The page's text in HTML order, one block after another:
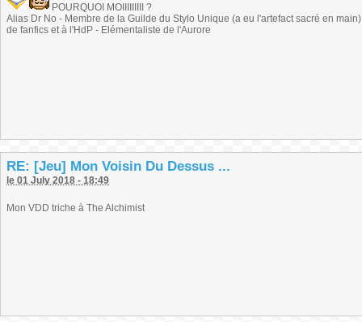
POURQUOI MOIIIIIIIII ?
Alias Dr No - Membre de la Guilde du Stylo Unique (a eu l'artefact sacré en
de fanfics et à l'HdP - Elémentaliste de l'Aurore
RE: [Jeu] Mon Voisin Du Dessus ...
le 01 July 2018 - 18:49
Mon VDD triche à The Alchimist